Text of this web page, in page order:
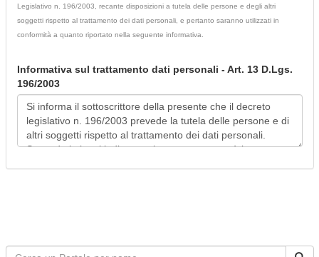
Legislativo n. 196/2003, recante disposizioni a tutela delle persone e degli altri
soggetti rispetto al trattamento dei dati personali, e pertanto saranno utilizzati in
conformità a quanto riportato nella seguente informativa.
Informativa sul trattamento dati personali - Art. 13 D.Lgs.
196/2003